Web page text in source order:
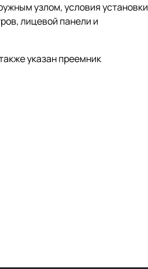
узлом, условия установки
лицевой панели и
указан преемник